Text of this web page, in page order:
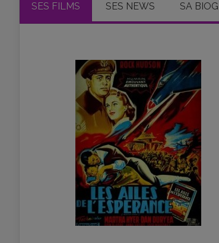
SES FILMS SES NEWS SA